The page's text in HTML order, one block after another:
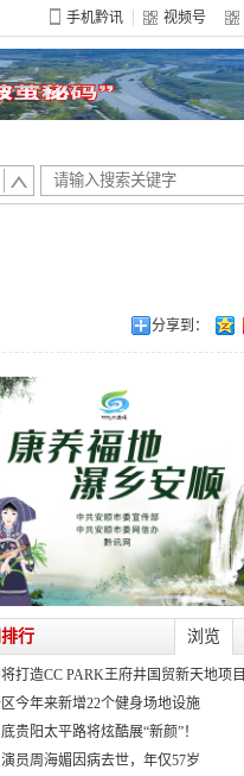
手机黔讯 视频号
分享到：
浏览
行
打造CC PARK王府井国贸新天地项目
区今年来新增22个健身场地设施
贵阳太平路将炫酷展“新颜”！
员周海媚因病去世，年仅57岁